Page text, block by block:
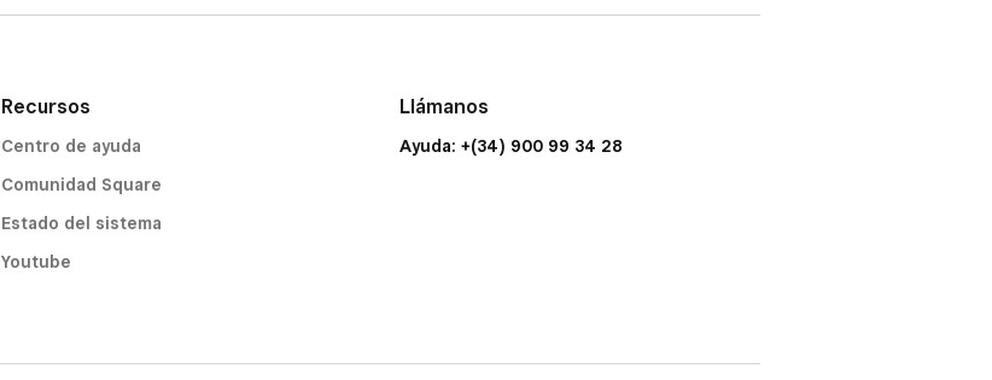
Recursos
Centro de ayuda
Comunidad Square
Estado del sistema
Youtube
Llámanos
Ayuda: +(34) 900 99 34 28